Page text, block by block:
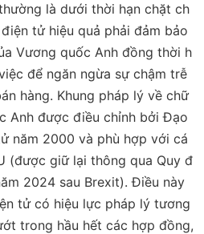
là dưới thời hạn chặt ch
tử hiệu quả phải đảm bảo
Vương quốc Anh đồng thời h
để ngăn ngừa sự chậm trễ
hàng. Khung pháp lý về chữ
Anh được điều chỉnh bởi Đạo
năm 2000 và phù hợp với cá
(được giữ lại thông qua Quy đ
2024 sau Brexit). Điều này
tử có hiệu lực pháp lý tương
trong hầu hết các hợp đồng,